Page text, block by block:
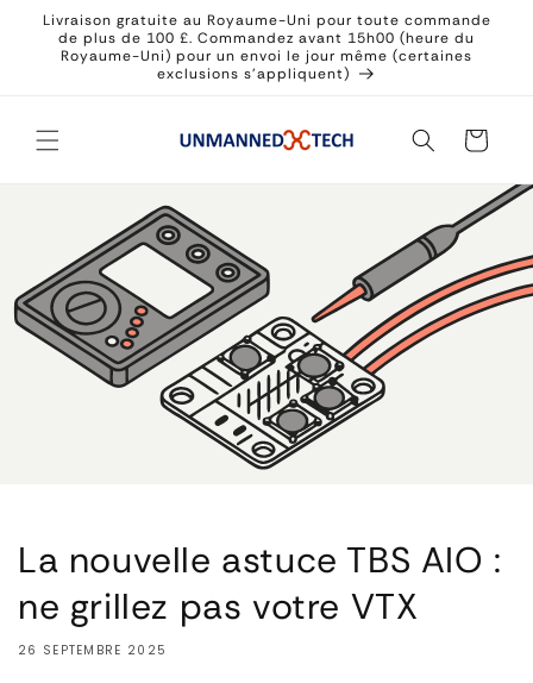
passer
contenu
Livraison gratuite au Royaume-Uni pour toute commande
de plus de 100 £. Commandez avant 15h00 (heure du
Royaume-Uni) pour un envoi le jour même (certaines
exclusions s'appliquent)
Panier
La nouvelle astuce TBS AIO :
ne grillez pas votre VTX
26 SEPTEMBRE 2025